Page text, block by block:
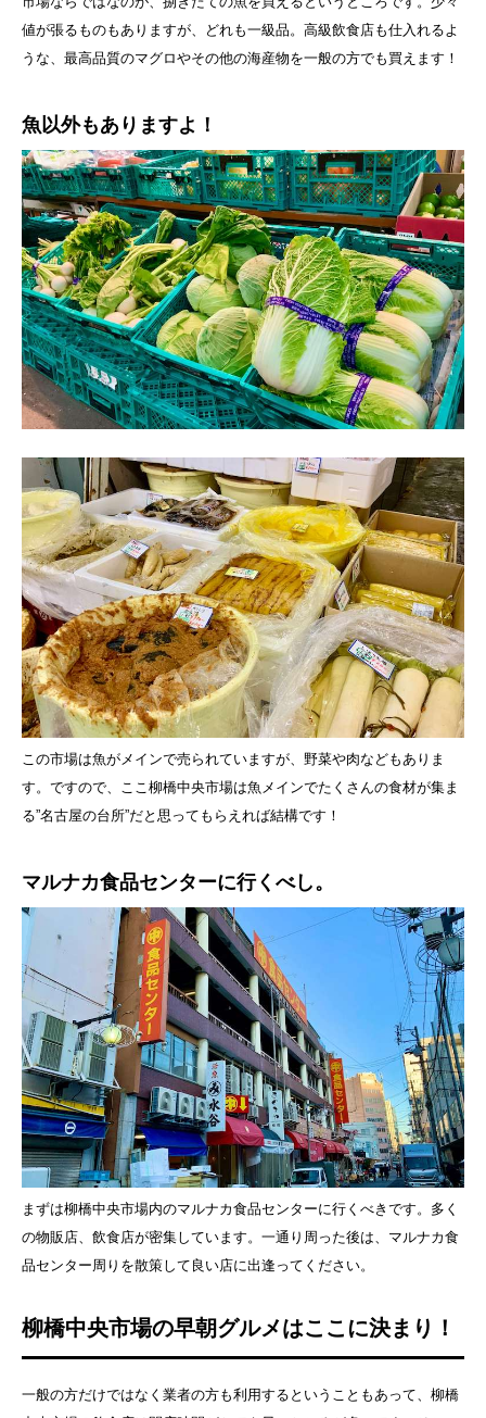
値が張るものもありますが、どれも一級品。高級飲食店も仕入れるよ
うな、最高品質のマグロやその他の海産物を一般の方でも買えます！
魚以外もありますよ！
この市場は魚がメインで売られていますが、野菜や肉などもありま
す。ですので、ここ柳橋中央市場は魚メインでたくさんの食材が集ま
る”名古屋の台所”だと思ってもらえれば結構です！
マルナカ食品センターに行くべし。
まずは柳橋中央市場内のマルナカ食品センターに行くべきです。多く
の物販店、飲食店が密集しています。一通り周った後は、マルナカ食
品センター周りを散策して良い店に出逢ってください。
柳橋中央市場の早朝グルメはここに決まり！
一般の方だけではなく業者の方も利用するということもあって、柳橋